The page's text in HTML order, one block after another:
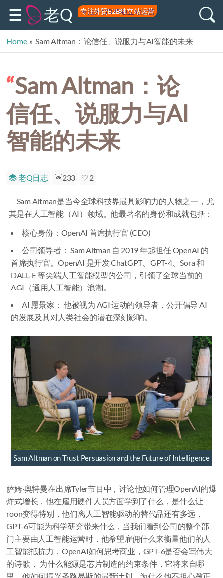
老Q 专注外贸B2B独立站运营
Home » Sam Altman：论信任、说服力与AI智能的未来
Sam Altman：论
信任、说服力与AI
智能的未来
老Q日志 233 2
Sam Altman是当今全球科技界最具影响力的人物之一，尤
其是在人工智能（AI）领域。他最著名的身份和成就包括：
核心身份：OpenAI 首席执行官 (CEO)
公司领导者： Sam Altman 自 2019 年起担任 OpenAI 的
首席执行官。OpenAI 是开发 ChatGPT、GPT-4、Sora 和
DALL-E 等尖端人工智能模型的公司，引领了全球当前的
AGI（通用人工智能）浪潮。
AI 愿景家： 他被视为 AGI 运动的领导者，公开倡导 AI
的发展及其对人类社会的潜在深刻影响。
Sam Altman on Trust Persuasion and the Future of Intelligence
萨姆·奥特曼在出席Tyler节目中，讨论他如何管理OpenAI的爆
炸式增长，他在雇用硬件人员方面学到了什么，是什么让
roon变得特别，他们离人工智能驱动的替代品还有多远，
GPT-6可能为科学研究带来什么，当我们看到公司的整个部
门主要由人工智能运营时，他希望雇佣什么来衡量他们的人
工智能抵抗力，OpenAI如何思考商业，GPT-6是否会写伟大
的诗歌， 为什么能源是芯片制造的约束条件，它将来自哪
里，他如何振兴圣路易斯的最新计划，为什么他不担心教正